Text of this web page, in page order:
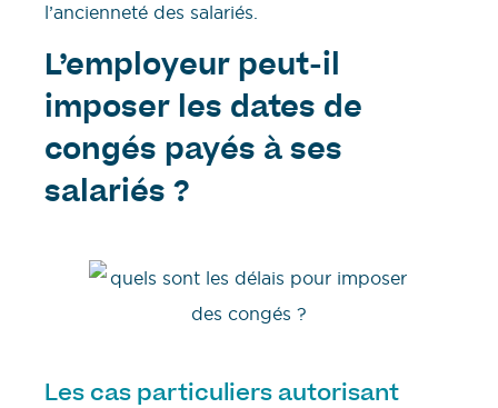
l’ancienneté des salariés.
L’employeur peut-il
imposer les dates de
congés payés à ses
salariés ?
Les cas particuliers autorisant